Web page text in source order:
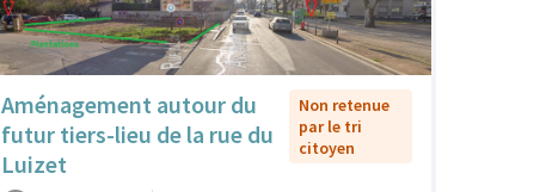
Aménagement autour du
futur tiers-lieu de la rue du
Luizet
Non retenue
par le tri
citoyen